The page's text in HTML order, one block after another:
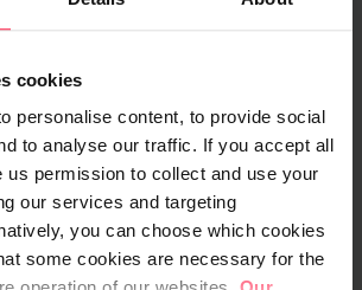
cookies
personalise content, to provide social
to analyse our traffic. If you accept all
us permission to collect and use your
our services and targeting
you can choose which cookies
some cookies are necessary for the
tunnistus
kipupisteet ja